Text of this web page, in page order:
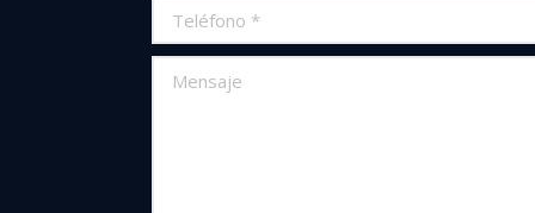
Teléfono *
Mensaje